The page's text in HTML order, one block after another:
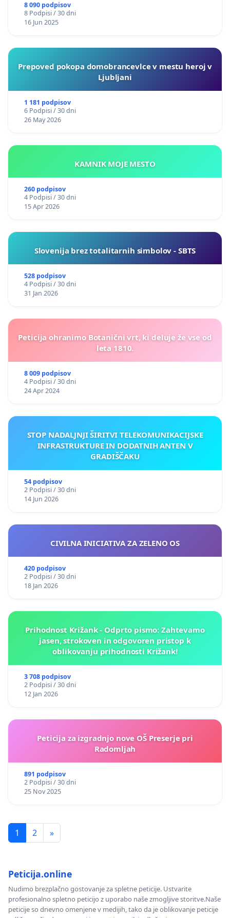
8 090 podpisov
8 Podpisi / 30 dni
16 Jun 2025
Prepoved pokopa domobrancevlce v mestu heroj v
Ljubljani
1 181 podpisov
6 Podpisi / 30 dni
26 May 2026
KAMNIK MOJE MESTO
260 podpisov
4 Podpisi / 30 dni
15 Apr 2026
Slovenija brez totalitarnih simbolov - SBTS
528 podpisov
4 Podpisi / 30 dni
31 Jan 2026
Peticija ohranimo Botanični vrt, ki deluje že vse od
leta 1810.
8 009 podpisov
4 Podpisi / 30 dni
24 Apr 2024
STOP NADALJNJI ŠIRITVI TELEKOMUNIKACIJSKE
INFRASTRUKTURE IN DODATNIH ANTEN V
GRADIŠČAKU
54 podpisov
2 Podpisi / 30 dni
14 Jun 2026
CIVILNA INICIATIVA ZA ZELENO OS
420 podpisov
2 Podpisi / 30 dni
18 Jan 2026
Prihodnost Križank - Odprto pismo: Zahtevamo
jasen, strokoven in odgovoren pristop k
oblikovanju prihodnosti Križank!
3 708 podpisov
2 Podpisi / 30 dni
12 Jan 2026
Peticija za izgradnjo nove OŠ Preserje pri
Radomljah
891 podpisov
2 Podpisi / 30 dni
25 Nov 2025
1 2 »
Peticija.online
Nudimo brezplačno gostovanje za spletne peticije. Ustvarite
profesionalno spletno peticijo z uporabo naše zmogljive storitve.Naše
peticije so dnevno omenjene v medijih, tako da je oblikovanje peticije